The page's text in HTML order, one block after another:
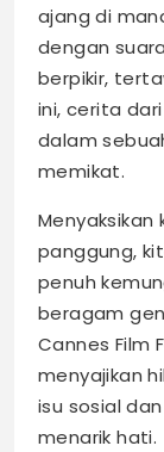
ajang di
dengan
berpikir,
ini, cerita
dalam
memikat.
panggung,
penuh
beragam
Cannes Film
menyajikan
isu sosial
menarik hati.